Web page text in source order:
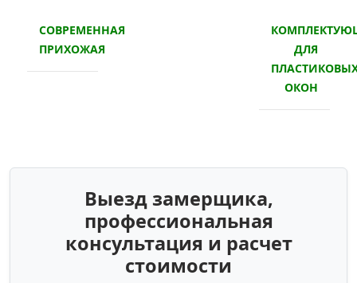
СОВРЕМЕННАЯ
ПРИХОЖАЯ
ДЛЯ
ОКОН
Выезд замерщика,
профессиональная
консультация и расчет
стоимости